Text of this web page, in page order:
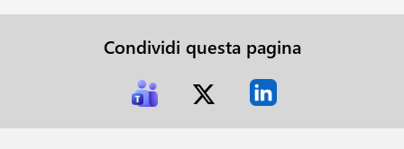
Condividi questa pagina